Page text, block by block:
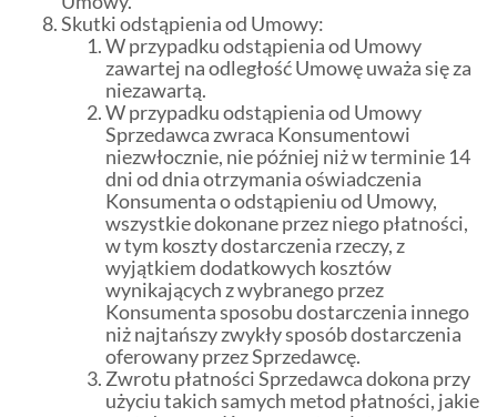
Skutki odstąpienia od Umowy:
W przypadku odstąpienia od Umowy
zawartej na odległość Umowę uważa się za
niezawartą.
W przypadku odstąpienia od Umowy
Sprzedawca zwraca Konsumentowi
niezwłocznie, nie później niż w terminie 14
dni od dnia otrzymania oświadczenia
Konsumenta o odstąpieniu od Umowy,
wszystkie dokonane przez niego płatności,
w tym koszty dostarczenia rzeczy, z
wyjątkiem dodatkowych kosztów
wynikających z wybranego przez
Konsumenta sposobu dostarczenia innego
niż najtańszy zwykły sposób dostarczenia
oferowany przez Sprzedawcę.
Zwrotu płatności Sprzedawca dokona przy
użyciu takich samych metod płatności, jakie